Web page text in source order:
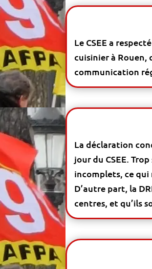
Le CSEE a
cuisinier à Rouen,
communication
La déclaration
jour du CSEE.
incomplets, ce qui
D’autre part, la
centres, et qu’ils